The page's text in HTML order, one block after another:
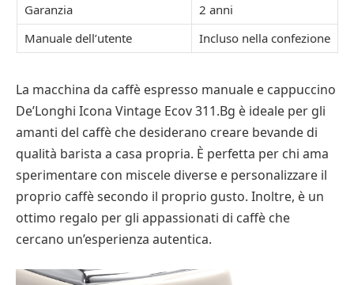
Garanzia
2 anni
Manuale dell’utente
Incluso nella confezione
La macchina da caffè espresso manuale e cappuccino
De’Longhi Icona Vintage Ecov 311.Bg è ideale per gli
amanti del caffè che desiderano creare bevande di
qualità barista a casa propria. È perfetta per chi ama
sperimentare con miscele diverse e personalizzare il
proprio caffè secondo il proprio gusto. Inoltre, è un
ottimo regalo per gli appassionati di caffè che
cercano un’esperienza autentica.